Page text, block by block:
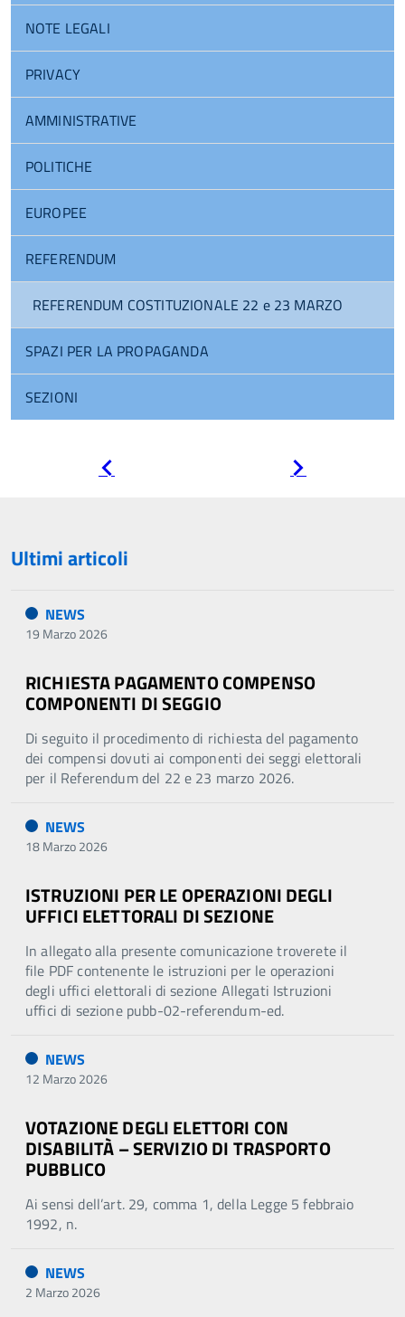
NOTE LEGALI
PRIVACY
AMMINISTRATIVE
POLITICHE
EUROPEE
REFERENDUM
REFERENDUM COSTITUZIONALE 22 e 23 MARZO
SPAZI PER LA PROPAGANDA
SEZIONI
Ultimi articoli
NEWS
19 Marzo 2026
RICHIESTA PAGAMENTO COMPENSO
COMPONENTI DI SEGGIO
Di seguito il procedimento di richiesta del pagamento
dei compensi dovuti ai componenti dei seggi elettorali
per il Referendum del 22 e 23 marzo 2026.
NEWS
18 Marzo 2026
ISTRUZIONI PER LE OPERAZIONI DEGLI
UFFICI ELETTORALI DI SEZIONE
In allegato alla presente comunicazione troverete il
file PDF contenente le istruzioni per le operazioni
degli uffici elettorali di sezione Allegati Istruzioni
uffici di sezione pubb-02-referendum-ed.
NEWS
12 Marzo 2026
VOTAZIONE DEGLI ELETTORI CON
DISABILITÀ – SERVIZIO DI TRASPORTO
PUBBLICO
Ai sensi dell’art. 29, comma 1, della Legge 5 febbraio
1992, n.
NEWS
2 Marzo 2026